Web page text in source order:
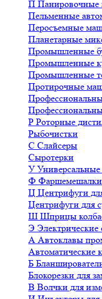
П
Пельменные
Перосъемные
Планетарные
Промышленные
Промышленные
Промышленные
Протирочные
Р Роторные
Рыбочистки
С Слайсеры
Сыротерки
У
Ф Фаршемешалки
Ц Центрифуги
Центрифуги для
Ш Шприцы
Э Электрические
А Автоклавы
Автоматические
Б
Блокорезки для
В Волчки для